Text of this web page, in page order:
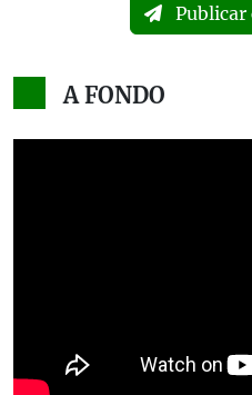
A FONDO